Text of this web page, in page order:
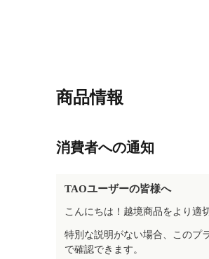
商品情報
消費者への通知
TAOユーザーの皆様へ
こんにちは！越境商品をより適
特別な説明がない場合、このプ
で確認できます。